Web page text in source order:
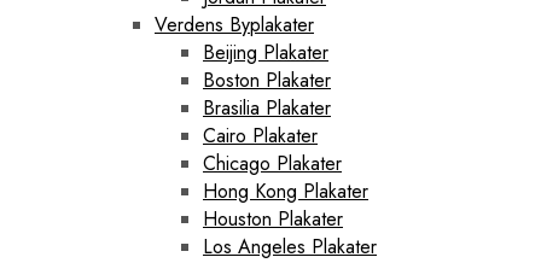
Verdens Byplakater
Beijing Plakater
Boston Plakater
Brasilia Plakater
Cairo Plakater
Chicago Plakater
Hong Kong Plakater
Houston Plakater
Los Angeles Plakater